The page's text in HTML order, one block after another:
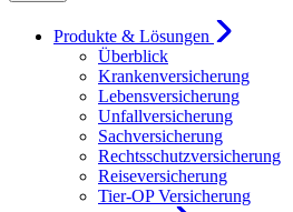
Produkte & Lösungen
Überblick
Krankenversicherung
Lebensversicherung
Unfallversicherung
Sachversicherung
Rechtsschutzversicherung
Reiseversicherung
Tier-OP Versicherung